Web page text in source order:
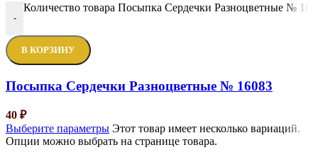
-
Количество товара Посыпка Сердечки Разноцветные №
В КОРЗИНУ
Посыпка Сердечки Разноцветные № 16083
40 ₽
Выберите параметры Этот товар имеет несколько вариаций.
Опции можно выбрать на странице товара.